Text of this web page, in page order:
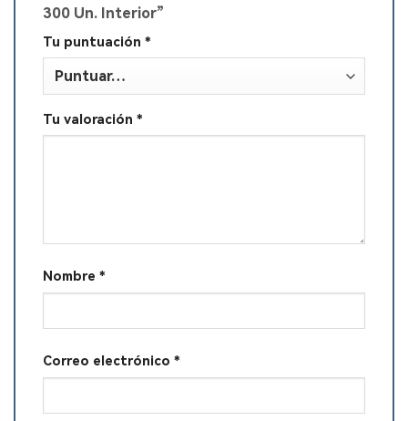
300 Un. Interior”
Tu puntuación *
Tu valoración *
Nombre *
Correo electrónico *